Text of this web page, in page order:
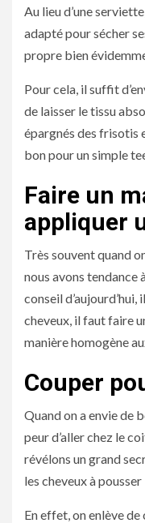
Au lieu d’une
adapté pour sécher
propre bien
Pour cela, il suffit
de laisser le tissu
épargnés des frisotis
bon pour un simple
Faire un
appliquer
Très souvent quand
nous avons tendance
conseil d’aujourd’hui,
cheveux, il faut faire
manière homogène
Couper
Quand on a envie de
peur d’aller chez le
révélons un grand
les cheveux à
En effet, on enlève